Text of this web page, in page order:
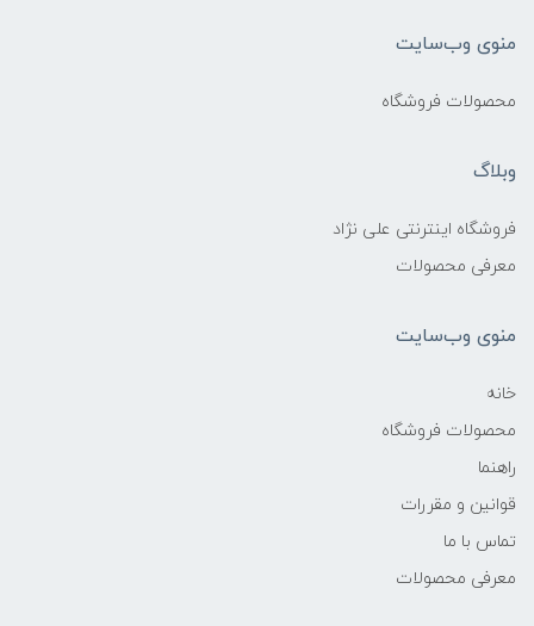
منوی وب‌سایت
محصولات فروشگاه
وبلاگ
فروشگاه اینترنتی علی نژاد
معرفی محصولات
منوی وب‌سایت
خانه
محصولات فروشگاه
راهنما
قوانین و مقررات
تماس با ما
معرفی محصولات